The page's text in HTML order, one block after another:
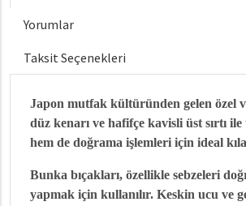
Yorumlar
Taksit Seçenekleri
Japon mutfak kültüründen gelen özel
düz kenarı ve hafifçe kavisli üst sırtı
hem de doğrama işlemleri için ideal
Bunka bıçakları, özellikle sebzeleri
yapmak için kullanılır. Keskin ucu ve